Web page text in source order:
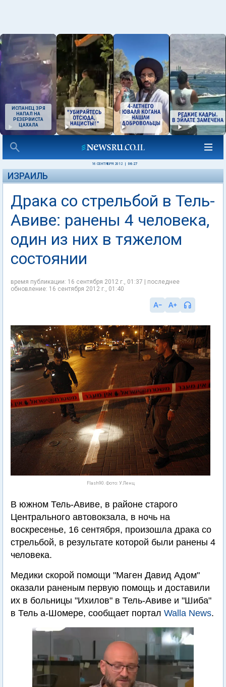
ИСПАНЕЦ ЗРЯ
НАПАЛ НА
РЕЗЕРВИСТА
ЦАХАЛА
16 СЕНТЯБРЯ 2012 06:27
ИЗРАИЛЬ
Драка со стрельбой в Тель-
Авиве: ранены 4 человека,
один из них в тяжелом
состоянии
время публикации: 16 сентября 2012 г., 01:37 | последнее
обновление: 16 сентября 2012 г., 01:40
Flash90. Фото: У.Ленц
В южном Тель-Авиве, в районе старого
Центрального автовокзала, в ночь на
воскресенье, 16 сентября, произошла драка со
стрельбой, в результате которой были ранены 4
человека.
Медики скорой помощи "Маген Давид Адом"
оказали раненым первую помощь и доставили
их в больницы "Ихилов" в Тель-Авиве и "Шиба"
в Тель а-Шомере, сообщает портал Walla News.